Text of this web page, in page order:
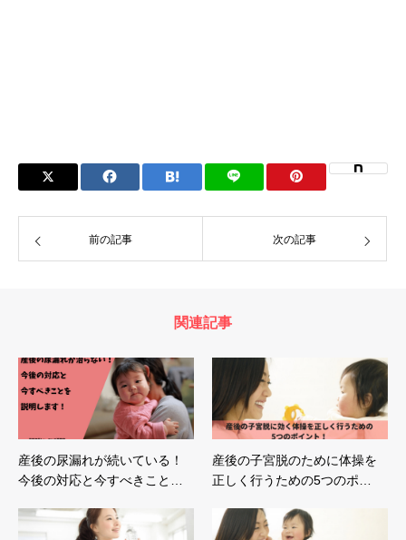
前の記事 次の記事
関連記事
産後の尿漏れが続いている！
今後の対応と今すべきこと…
産後の子宮脱のために体操を
正しく行うための5つのポ…